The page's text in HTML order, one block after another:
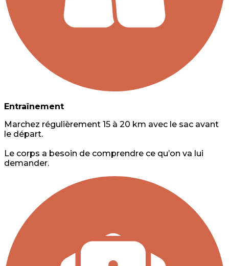
Entraînement
Marchez régulièrement 15 à 20 km avec le sac avant
le départ.
Le corps a besoin de comprendre ce qu’on va lui
demander.